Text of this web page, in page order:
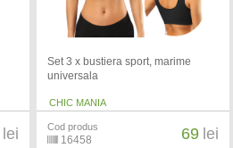
lei
Set 3 x bustiera sport, marime
universala
CHIC MANIA
Cod produs
16458 69 lei